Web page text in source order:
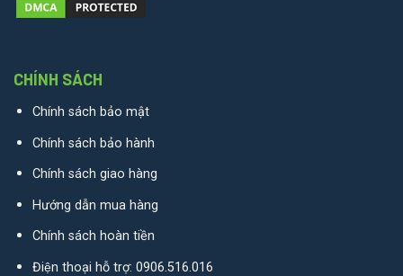
CHÍNH SÁCH
Chính sách bảo mật
Chính sách bảo hành
Chính sách giao hàng
Hướng dẫn mua hàng
Chính sách hoàn tiền
Điện thoại hỗ trợ: 0906.516.016